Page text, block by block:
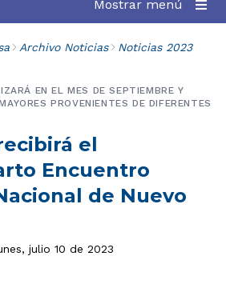
Mostrar menú
Archivo Noticias Noticias 2023
el
Encuentro
de Nuevo
EN EL MES DE SEPTIEMBRE Y
PROVENIENTES DE DIFERENTES
julio 10 de 2023